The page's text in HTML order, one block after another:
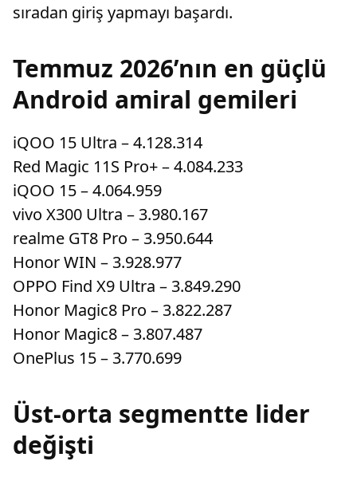
sıradan giriş yapmayı başardı.
Temmuz 2026’nın en güçlü
Android amiral gemileri
iQOO 15 Ultra – 4.128.314
Red Magic 11S Pro+ – 4.084.233
iQOO 15 – 4.064.959
vivo X300 Ultra – 3.980.167
realme GT8 Pro – 3.950.644
Honor WIN – 3.928.977
OPPO Find X9 Ultra – 3.849.290
Honor Magic8 Pro – 3.822.287
Honor Magic8 – 3.807.487
OnePlus 15 – 3.770.699
Üst-orta segmentte lider
değişti